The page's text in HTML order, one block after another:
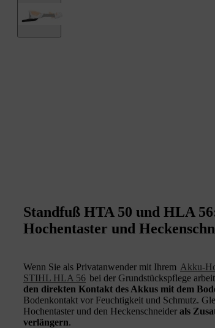
Standfuß HTA 50 und HLA
Hochentaster und
Wenn Sie als Privatanwender mit Ihrem Akku-
STIHL HLA 56 bei der Grundstückspflege
den direkten Kontakt des Akkus mit dem
Bodenkontakt vor Feuchtigkeit und Schmutz.
Hochentaster und den Heckenschneider als
verlängern.